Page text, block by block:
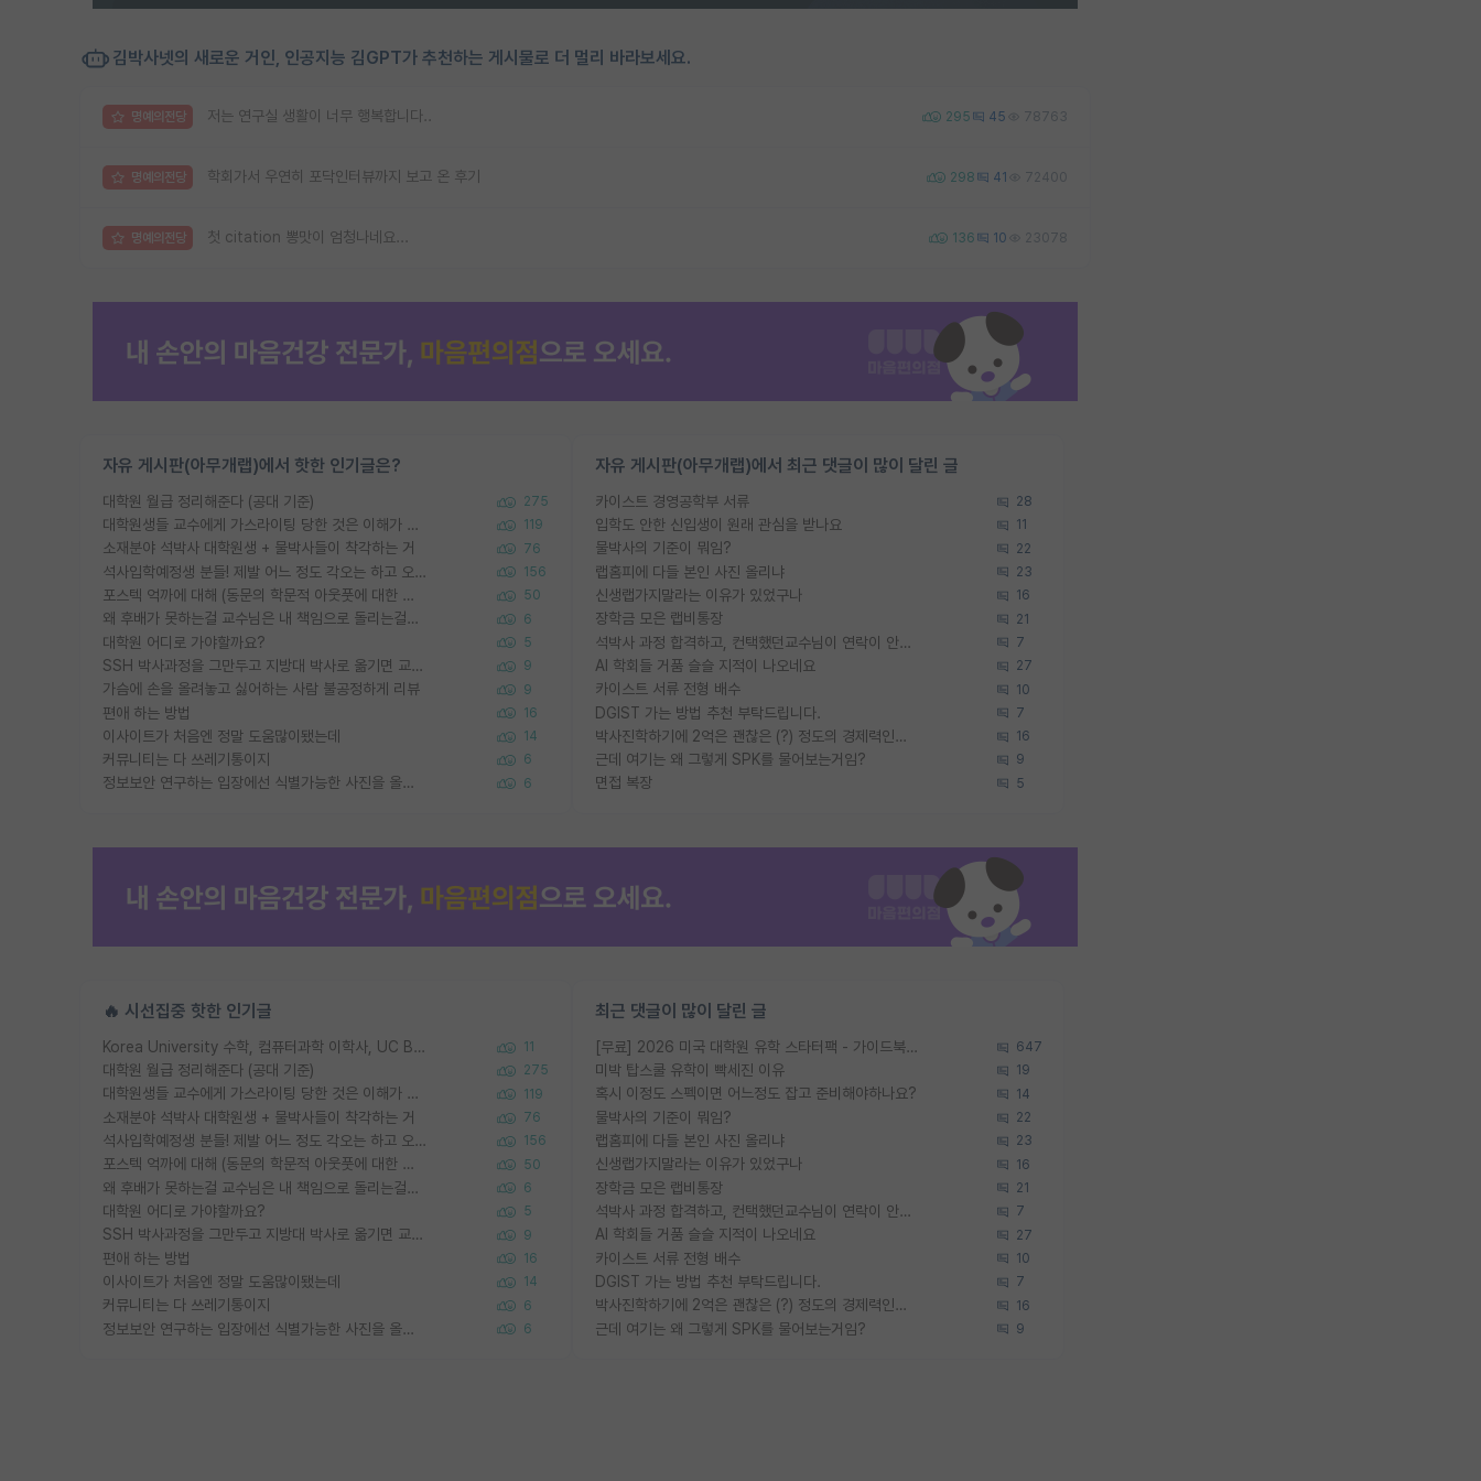
김박사넷의 새로운 거인, 인공지능 김GPT가 추천하는 게시물로 더 멀리 바라보세요.
명예의전당 저는 연구실 생활이 너무 행복합니다.. 295 45 78763
명예의전당 학회가서 우연히 포닥인터뷰까지 보고 온 후기 298 41 72400
명예의전당 첫 citation 뽕맛이 엄청나네요... 136 10 23078
자유 게시판(아무개랩)에서 핫한 인기글은?
대학원 월급 정리해준다 (공대 기준) 275
대학원생들 교수에게 가스라이팅 당한 것은 이해가 갑니다. 안타깝네요. 119
소재분야 석박사 대학원생 + 물박사들이 착각하는 거 76
석사입학예정생 분들! 제발 어느 정도 각오는 하고 오세요. 156
포스텍 억까에 대해 (동문의 학문적 아웃풋에 대한 반박) 50
왜 후배가 못하는걸 교수님은 내 책임으로 돌리는걸까요? 6
대학원 어디로 가야할까요? 5
SSH 박사과정을 그만두고 지방대 박사로 옮기면 교수의 꿈은 끝일까요? 9
가슴에 손을 올려놓고 싫어하는 사람 불공정하게 리뷰 9
편애 하는 방법 16
이사이트가 처음엔 정말 도움많이됐는데 14
커뮤니티는 다 쓰레기통이지 6
정보보안 연구하는 입장에선 식별가능한 사진을 올리는건 비추이긴함 6
자유 게시판(아무개랩)에서 최근 댓글이 많이 달린 글
카이스트 경영공학부 서류 28
입학도 안한 신입생이 원래 관심을 받나요 11
물박사의 기준이 뭐임? 22
랩홈피에 다들 본인 사진 올리냐 23
신생랩가지말라는 이유가 있었구나 16
장학금 모은 랩비통장 21
석박사 과정 합격하고, 컨택했던교수님이 연락이 안됩니다... 7
AI 학회들 거품 슬슬 지적이 나오네요 27
카이스트 서류 전형 배수 10
DGIST 가는 방법 추천 부탁드립니다. 7
박사진학하기에 2억은 괜찮은 (?) 정도의 경제력인가요 16
근데 여기는 왜 그렇게 SPK를 물어보는거임? 9
면접 복장 5
🔥 시선집중 핫한 인기글
Korea University 수학, 컴퓨터과학 이학사, UC Berkeley 산업공학 대학원 공학박사가 되는 것은 쉽지 않겠죠? 11
대학원 월급 정리해준다 (공대 기준) 275
대학원생들 교수에게 가스라이팅 당한 것은 이해가 갑니다. 안타깝네요. 119
소재분야 석박사 대학원생 + 물박사들이 착각하는 거 76
석사입학예정생 분들! 제발 어느 정도 각오는 하고 오세요. 156
포스텍 억까에 대해 (동문의 학문적 아웃풋에 대한 반박) 50
왜 후배가 못하는걸 교수님은 내 책임으로 돌리는걸까요? 6
대학원 어디로 가야할까요? 5
SSH 박사과정을 그만두고 지방대 박사로 옮기면 교수의 꿈은 끝일까요? 9
편애 하는 방법 16
이사이트가 처음엔 정말 도움많이됐는데 14
커뮤니티는 다 쓰레기통이지 6
정보보안 연구하는 입장에선 식별가능한 사진을 올리는건 비추이긴함 6
최근 댓글이 많이 달린 글
[무료] 2026 미국 대학원 유학 스타터팩 - 가이드북 & 합격자 컨택메일 템플릿 647
미박 탑스쿨 유학이 빡세진 이유 19
혹시 이정도 스펙이면 어느정도 잡고 준비해야하나요? 14
물박사의 기준이 뭐임? 22
랩홈피에 다들 본인 사진 올리냐 23
신생랩가지말라는 이유가 있었구나 16
장학금 모은 랩비통장 21
석박사 과정 합격하고, 컨택했던교수님이 연락이 안됩니다... 7
AI 학회들 거품 슬슬 지적이 나오네요 27
카이스트 서류 전형 배수 10
DGIST 가는 방법 추천 부탁드립니다. 7
박사진학하기에 2억은 괜찮은 (?) 정도의 경제력인가요 16
근데 여기는 왜 그렇게 SPK를 물어보는거임? 9